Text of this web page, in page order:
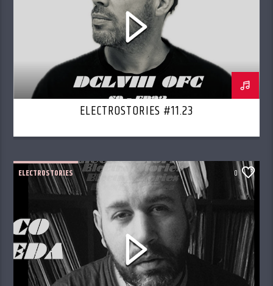
ELECTROSTORIES #11.23
ELECTROSTORIES 0